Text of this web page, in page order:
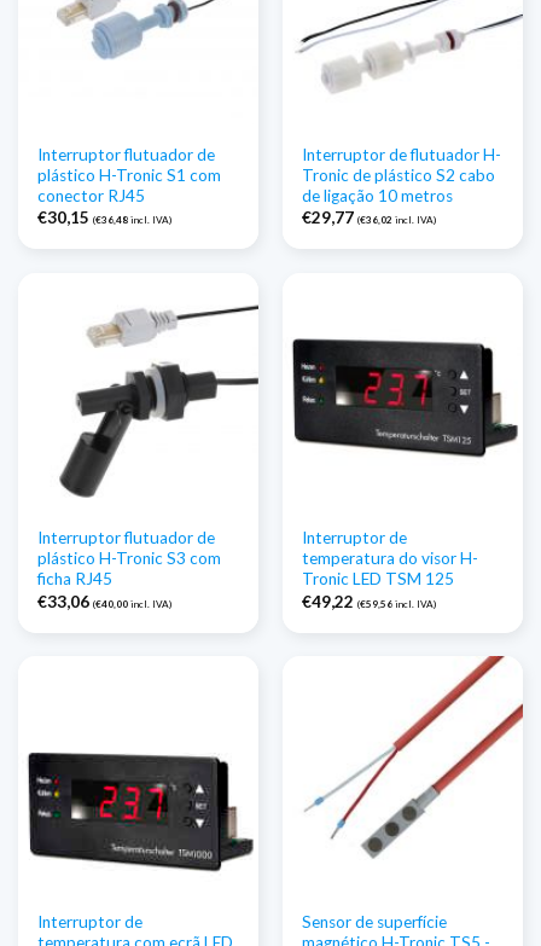
Interruptor flutuador de
plástico H-Tronic S1 com
conector RJ45
€30,15 (€36,48 incl. IVA)
Interruptor de flutuador H-
Tronic de plástico S2 cabo
de ligação 10 metros
€29,77 (€36,02 incl. IVA)
Interruptor flutuador de
plástico H-Tronic S3 com
ficha RJ45
€33,06 (€40,00 incl. IVA)
Interruptor de
temperatura do visor H-
Tronic LED TSM 125
€49,22 (€59,56 incl. IVA)
Interruptor de
Sensor de superfície